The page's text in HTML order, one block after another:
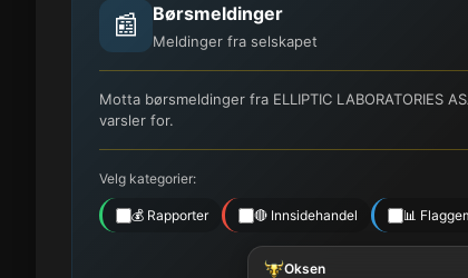
📰 Børsmeldinger
Meldinger fra selskapet
Motta børsmeldinger fra ELLIPTIC LABORATORIES
varsler for.
Velg kategorier:
💰 Rapporter 🔴 Innsidehandel 📊
Oksen